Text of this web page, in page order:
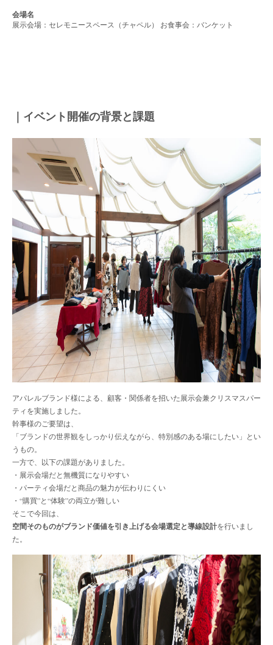
会場名
展示会場：セレモニースペース（チャペル） お食事会：バンケット
｜イベント開催の背景と課題
アパレルブランド様による、顧客・関係者を招いた展示会兼クリスマスパー
ティを実施しました。
幹事様のご要望は、
「ブランドの世界観をしっかり伝えながら、特別感のある場にしたい」とい
うもの。
一方で、以下の課題がありました。
・展示会場だと無機質になりやすい
・パーティ会場だと商品の魅力が伝わりにくい
・“購買”と“体験”の両立が難しい
そこで今回は、
空間そのものがブランド価値を引き上げる会場選定と導線設計を行いまし
た。